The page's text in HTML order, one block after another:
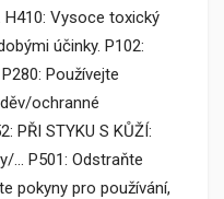
Vysoce toxický
účinky. P102:
Používejte
ochranné
PŘI STYKU S KŮŽÍ:
... P501: Odstraňte
pokyny pro používání,